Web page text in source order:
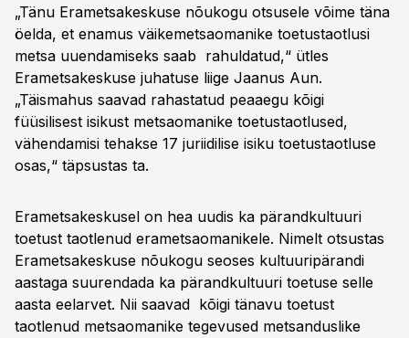
„Tänu Erametsakeskuse nõukogu otsusele võime täna
öelda, et enamus väikemetsaomanike toetustaotlusi
metsa uuendamiseks saab rahuldatud,“ ütles
Erametsakeskuse juhatuse liige Jaanus Aun.
„Täismahus saavad rahastatud peaaegu kõigi
füüsilisest isikust metsaomanike toetustaotlused,
vähendamisi tehakse 17 juriidilise isiku toetustaotluse
osas,“ täpsustas ta.
Erametsakeskusel on hea uudis ka pärandkultuuri
toetust taotlenud erametsaomanikele. Nimelt otsustas
Erametsakeskuse nõukogu seoses kultuuripärandi
aastaga suurendada ka pärandkultuuri toetuse selle
aasta eelarvet. Nii saavad kõigi tänavu toetust
taotlenud metsaomanike tegevused metsanduslike